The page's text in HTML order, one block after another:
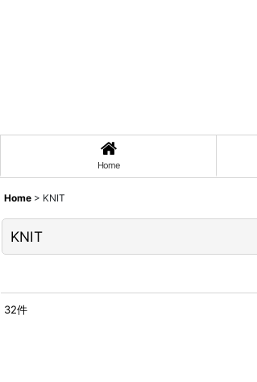
Home
Home > KNIT
KNIT
32件